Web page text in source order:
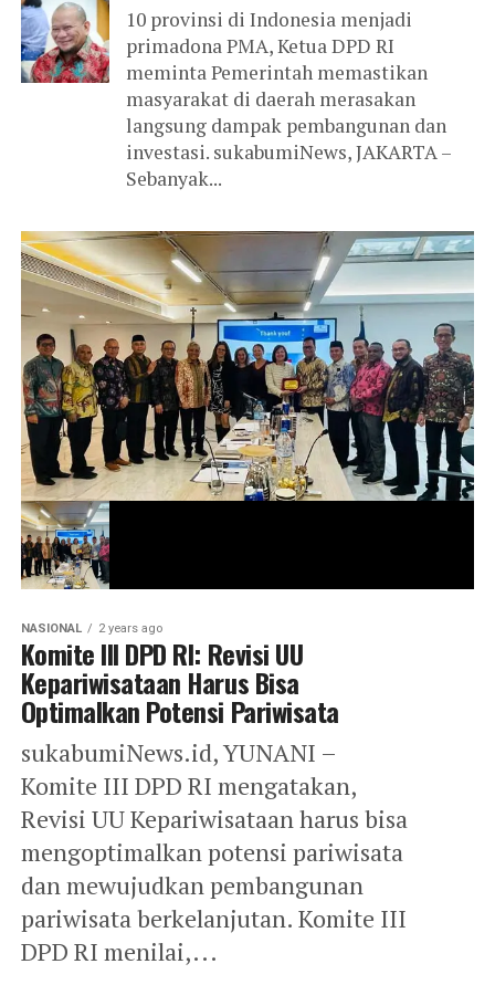
10 provinsi di Indonesia menjadi
primadona PMA, Ketua DPD RI
meminta Pemerintah memastikan
masyarakat di daerah merasakan
langsung dampak pembangunan dan
investasi. sukabumiNews, JAKARTA –
Sebanyak...
NASIONAL 2 years ago
Komite III DPD RI: Revisi UU
Kepariwisataan Harus Bisa
Optimalkan Potensi Pariwisata
sukabumiNews.id, YUNANI –
Komite III DPD RI mengatakan,
Revisi UU Kepariwisataan harus bisa
mengoptimalkan potensi pariwisata
dan mewujudkan pembangunan
pariwisata berkelanjutan. Komite III
DPD RI menilai,...